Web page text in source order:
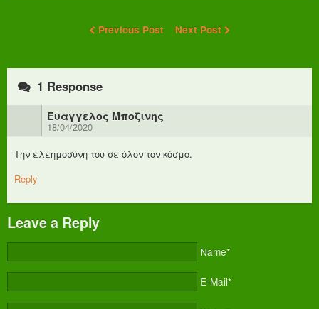
Previous Post Next Post
1 Response
Eυαγγελος Μποζινης
18/04/2020
Την ελεημοσύνη του σε όλον τον κόσμο.
Reply
Leave a Reply
Name*
E-Mail*